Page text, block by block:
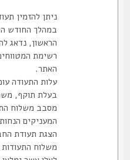
ניתן להזמין תעודת
במהלך החודש
הראשון, נדאג
רשימת המטווחים
האתר.
בעלת תוקף, משמע,
מסבב משלוח
המעניקים הנחות
הצגת תעודת החבר
משלוח התעודות